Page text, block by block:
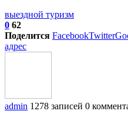
выездной туризм
0 62
Поделится FacebookTwitter
адрес
admin 1278 записей 0